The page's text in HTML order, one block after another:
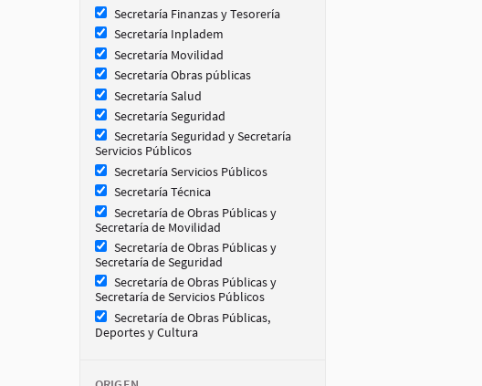
Secretaría Finanzas y Tesorería
Secretaría Inpladem
Secretaría Movilidad
Secretaría Obras públicas
Secretaría Salud
Secretaría Seguridad
Secretaría Seguridad y Secretaría
Servicios Públicos
Secretaría Servicios Públicos
Secretaría Técnica
Secretaría de Obras Públicas y
Secretaría de Movilidad
Secretaría de Obras Públicas y
Secretaría de Seguridad
Secretaría de Obras Públicas y
Secretaría de Servicios Públicos
Secretaría de Obras Públicas,
Deportes y Cultura